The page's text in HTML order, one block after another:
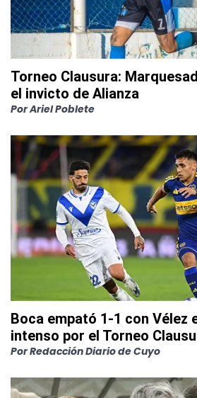
Torneo Clausura:
el invicto de Alianza
PorAriel Poblete
Boca empató 1-1 con Vélez
intenso por el Torneo
PorRedacción Diario de Cuyo